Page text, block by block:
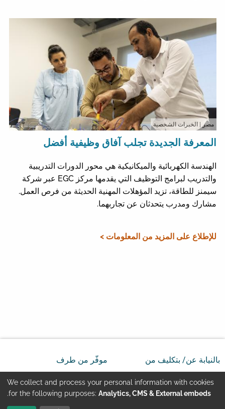
مصر | الخبرات الشخصية
المعرفة الجديدة تجلب آفاق وظيفية أفضل
الهندسة الكهربائية والميكانيكية هي محور الدورات التدريبية
والتدريب لبرامج التوظيف التي يقدمها مركز EGC عبر شركة
سيمنز للطاقة، تزيد المؤهلات المهنية الحديثة من فرص العمل.
مشارك ومدرب يتحدثان عن تجاربهما.
للإطلاع على المزيد من المعلومات >
بالنيابة عن/ بتكليف من موفّر من طرف
Use
We collect and process your personal information with cookies
for the following purposes: Analytics, CMS & External embeds
.